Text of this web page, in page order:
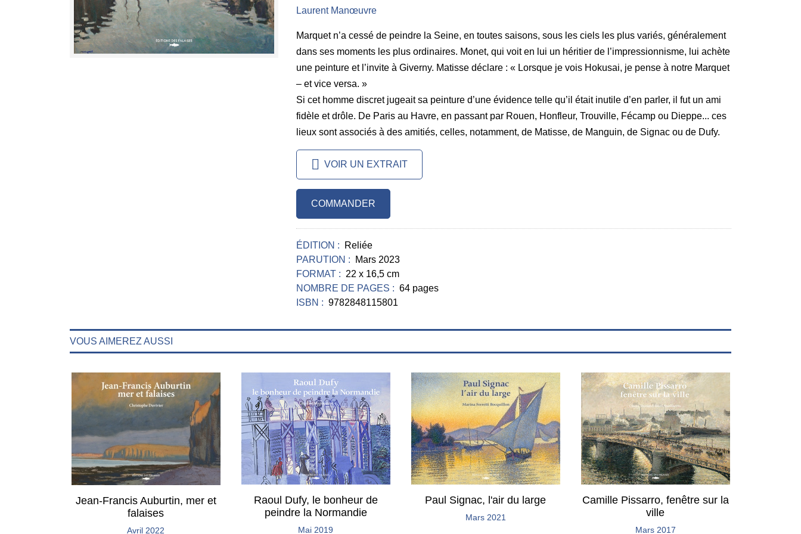
Laurent Manœuvre
Marquet n’a cessé de peindre la Seine, en toutes saisons, sous les ciels les plus variés, généralement
dans ses moments les plus ordinaires. Monet, qui voit en lui un héritier de l’impressionnisme, lui achète
une peinture et l’invite à Giverny. Matisse déclare : « Lorsque je vois Hokusai, je pense à notre Marquet
– et vice versa. »
Si cet homme discret jugeait sa peinture d’une évidence telle qu’il était inutile d’en parler, il fut un ami
fidèle et drôle. De Paris au Havre, en passant par Rouen, Honfleur, Trouville, Fécamp ou Dieppe... ces
lieux sont associés à des amitiés, celles, notamment, de Matisse, de Manguin, de Signac ou de Dufy.
VOIR UN EXTRAIT
COMMANDER
ÉDITION :
Reliée
PARUTION :
Mars 2023
FORMAT : 22 x 16,5 cm
NOMBRE DE PAGES : 64 pages
ISBN : 9782848115801
VOUS AIMEREZ AUSSI
Jean-Francis Auburtin, mer et
falaises
Avril 2022
Raoul Dufy, le bonheur de
peindre la Normandie
Mai 2019
Paul Signac, l'air du large
Mars 2021
Camille Pissarro, fenêtre sur la
ville
Mars 2017